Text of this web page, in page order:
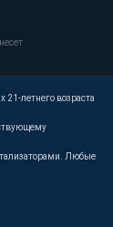
летнего возраста
Любые